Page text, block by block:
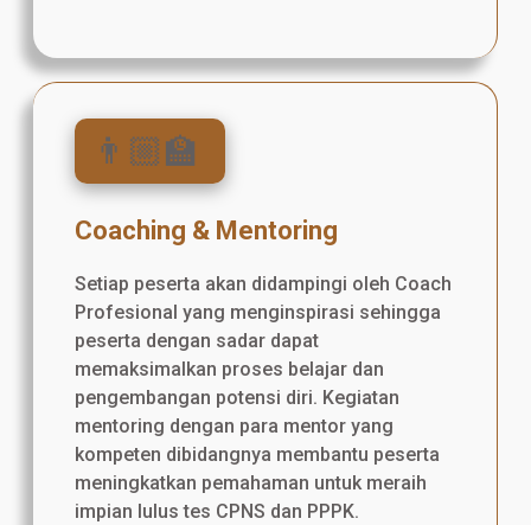
👨🏼‍🏫
Coaching & Mentoring
Setiap peserta akan didampingi oleh Coach
Profesional yang menginspirasi sehingga
peserta dengan sadar dapat
memaksimalkan proses belajar dan
pengembangan potensi diri. Kegiatan
mentoring dengan para mentor yang
kompeten dibidangnya membantu peserta
meningkatkan pemahaman untuk meraih
impian lulus tes CPNS dan PPPK.